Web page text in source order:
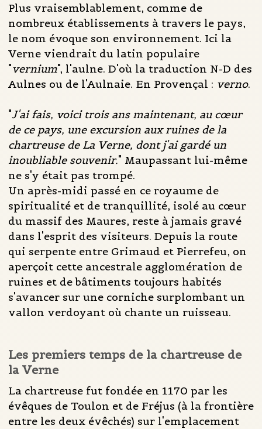
Plus vraisemblablement, comme de
nombreux établissements à travers le pays,
le nom évoque son environnement. Ici la
Verne viendrait du latin populaire
"vernium", l'aulne. D'où la traduction N-D des
Aulnes ou de l'Aulnaie. En Provençal : verno.
"J'ai fais, voici trois ans maintenant, au cœur
de ce pays, une excursion aux ruines de la
chartreuse de La Verne, dont j'ai gardé un
inoubliable souvenir." Maupassant lui-même
ne s'y était pas trompé.
Un après-midi passé en ce royaume de
spiritualité et de tranquillité, isolé au cœur
du massif des Maures, reste à jamais gravé
dans l'esprit des visiteurs. Depuis la route
qui serpente entre Grimaud et Pierrefeu, on
aperçoit cette ancestrale agglomération de
ruines et de bâtiments toujours habités
s'avancer sur une corniche surplombant un
vallon verdoyant où chante un ruisseau.
Les premiers temps de la chartreuse de
la Verne
La chartreuse fut fondée en 1170 par les
évêques de Toulon et de Fréjus (à la frontière
entre les deux évêchés) sur l'emplacement